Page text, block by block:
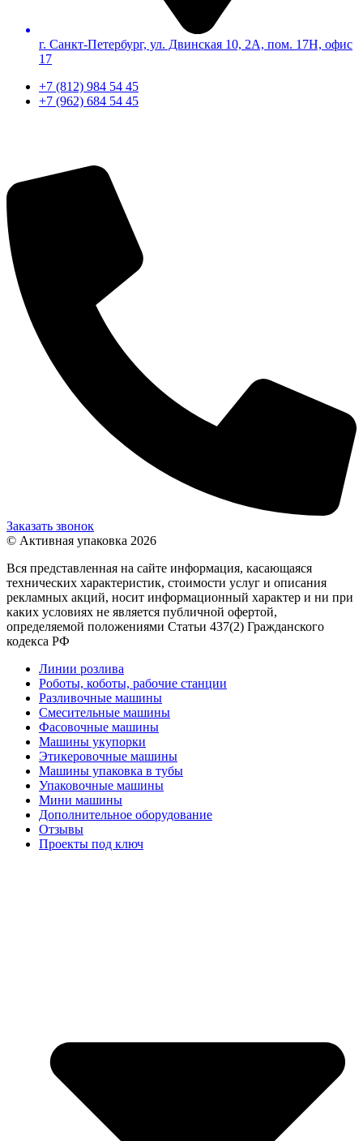
г. Санкт-Петербург, ул. Двинская 10, 2А, пом. 17Н, офис
17
+7 (812) 984 54 45
+7 (962) 684 54 45
Заказать звонок
© Активная упаковка 2026
Вся представленная на сайте информация, касающаяся
технических характеристик, стоимости услуг и описания
рекламных акций, носит информационный характер и ни при
каких условиях не является публичной офертой,
определяемой положениями Статьи 437(2) Гражданского
кодекса РФ
Линии розлива
Роботы, коботы, рабочие станции
Разливочные машины
Смесительные машины
Фасовочные машины
Машины укупорки
Этикеровочные машины
Машины упаковка в тубы
Упаковочные машины
Мини машины
Дополнительное оборудование
Отзывы
Проекты под ключ